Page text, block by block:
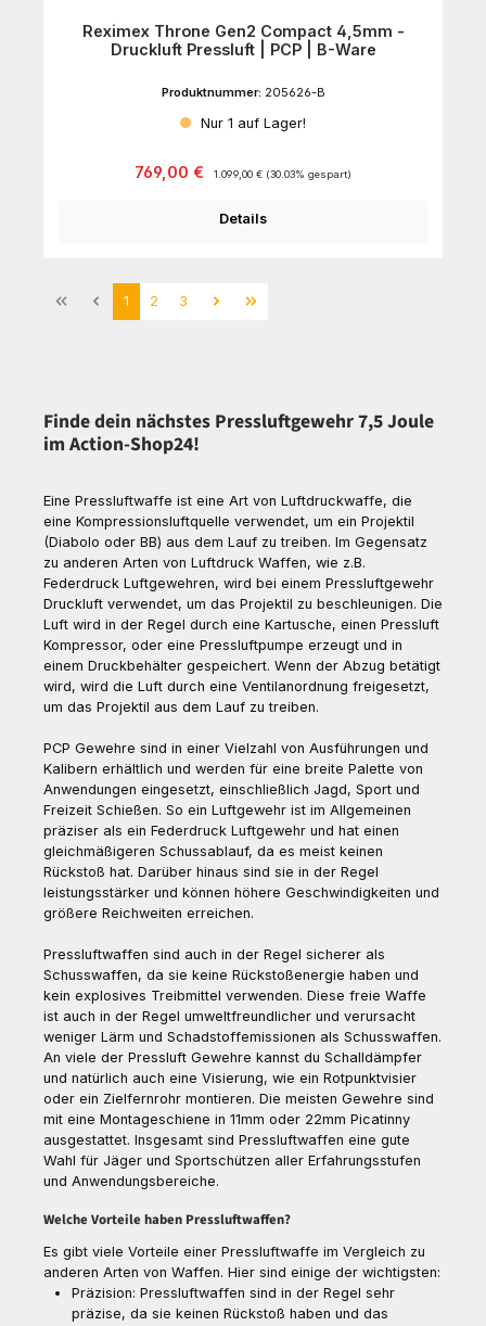
Reximex Throne Gen2 Compact 4,5mm -
Druckluft Pressluft | PCP | B-Ware
Produktnummer: 205626-B
Nur 1 auf Lager!
Verkaufspreis:
769,00 € 1.099,00 € (30.03% gespart)
Details
Seite
1 Seite
2 Seite
3
Finde dein nächstes Pressluftgewehr 7,5 Joule
im Action-Shop24!
Eine Pressluftwaffe ist eine Art von Luftdruckwaffe, die
eine Kompressionsluftquelle verwendet, um ein Projektil
(Diabolo oder BB) aus dem Lauf zu treiben. Im Gegensatz
zu anderen Arten von Luftdruck Waffen, wie z.B.
Federdruck Luftgewehren, wird bei einem Pressluftgewehr
Druckluft verwendet, um das Projektil zu beschleunigen. Die
Luft wird in der Regel durch eine Kartusche, einen Pressluft
Kompressor, oder eine Pressluftpumpe erzeugt und in
einem Druckbehälter gespeichert. Wenn der Abzug betätigt
wird, wird die Luft durch eine Ventilanordnung freigesetzt,
um das Projektil aus dem Lauf zu treiben.
PCP Gewehre sind in einer Vielzahl von Ausführungen und
Kalibern erhältlich und werden für eine breite Palette von
Anwendungen eingesetzt, einschließlich Jagd, Sport und
Freizeit Schießen. So ein Luftgewehr ist im Allgemeinen
präziser als ein Federdruck Luftgewehr und hat einen
gleichmäßigeren Schussablauf, da es meist keinen
Rückstoß hat. Darüber hinaus sind sie in der Regel
leistungsstärker und können höhere Geschwindigkeiten und
größere Reichweiten erreichen.
Pressluftwaffen sind auch in der Regel sicherer als
Schusswaffen, da sie keine Rückstoßenergie haben und
kein explosives Treibmittel verwenden. Diese freie Waffe
ist auch in der Regel umweltfreundlicher und verursacht
weniger Lärm und Schadstoffemissionen als Schusswaffen.
An viele der Pressluft Gewehre kannst du Schalldämpfer
und natürlich auch eine Visierung, wie ein Rotpunktvisier
oder ein Zielfernrohr montieren. Die meisten Gewehre sind
mit eine Montageschiene in 11mm oder 22mm Picatinny
ausgestattet. Insgesamt sind Pressluftwaffen eine gute
Wahl für Jäger und Sportschützen aller Erfahrungsstufen
und Anwendungsbereiche.
Welche Vorteile haben Pressluftwaffen?
Es gibt viele Vorteile einer Pressluftwaffe im Vergleich zu
anderen Arten von Waffen. Hier sind einige der wichtigsten:
Präzision: Pressluftwaffen sind in der Regel sehr
präzise, da sie keinen Rückstoß haben und das